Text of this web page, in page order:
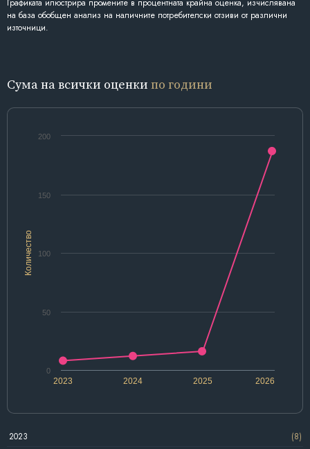
Графиката илюстрира промените в процентната крайна оценка, изчислявана
на база обобщен анализ на наличните потребителски отзиви от различни
източници.
Сума на всички оценки по години
Количество
2024 2026
2023 2025
0
50
100
150
200
2023
(8)